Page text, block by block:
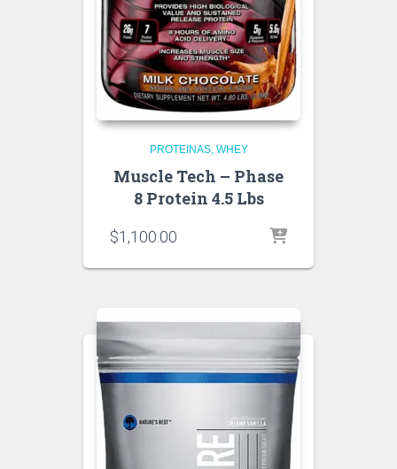
PROTEINAS WHEY
Muscle Tech – Phase
8 Protein 4.5 Lbs
$1,100.00